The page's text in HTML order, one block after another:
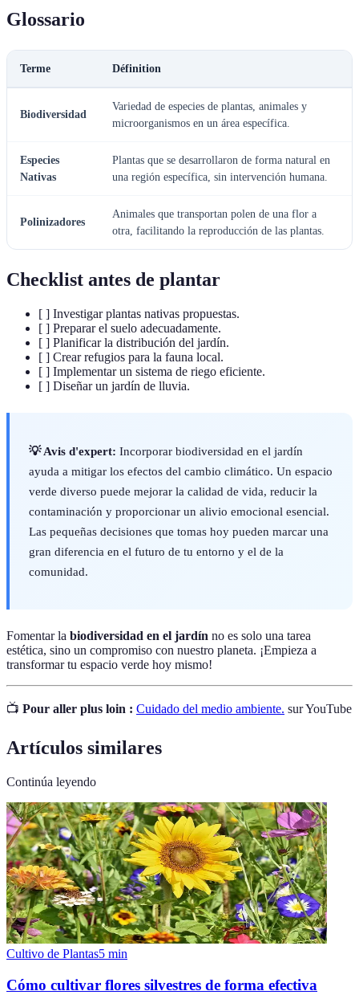
Glossario
Terme Définition
Biodiversidad
Variedad de especies de plantas, animales y
microorganismos en un área específica.
Especies
Nativas
Plantas que se desarrollaron de forma natural en
una región específica, sin intervención humana.
Polinizadores
Animales que transportan polen de una flor a
otra, facilitando la reproducción de las plantas.
Checklist antes de plantar
[ ] Investigar plantas nativas propuestas.
[ ] Preparar el suelo adecuadamente.
[ ] Planificar la distribución del jardín.
[ ] Crear refugios para la fauna local.
[ ] Implementar un sistema de riego eficiente.
[ ] Diseñar un jardín de lluvia.
💡 Avis d'expert: Incorporar biodiversidad en el jardín
ayuda a mitigar los efectos del cambio climático. Un espacio
verde diverso puede mejorar la calidad de vida, reducir la
contaminación y proporcionar un alivio emocional esencial.
Las pequeñas decisiones que tomas hoy pueden marcar una
gran diferencia en el futuro de tu entorno y el de la
comunidad.
Fomentar la biodiversidad en el jardín no es solo una tarea
estética, sino un compromiso con nuestro planeta. ¡Empieza a
transformar tu espacio verde hoy mismo!
📺 Pour aller plus loin : Cuidado del medio ambiente. sur YouTube
Artículos similares
Continúa leyendo
Cultivo de Plantas5 min
Cómo cultivar flores silvestres de forma efectiva